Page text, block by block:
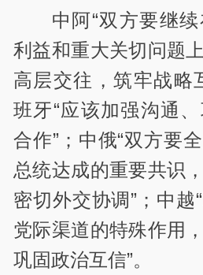
中阿“双方要继
利益和重大关切问题
高层交往，筑牢战略
班牙“应该加强沟通
合作”；中俄“双方要
总统达成的重要共识
密切外交协调”；中越
党际渠道的特殊作用
巩固政治互信”。